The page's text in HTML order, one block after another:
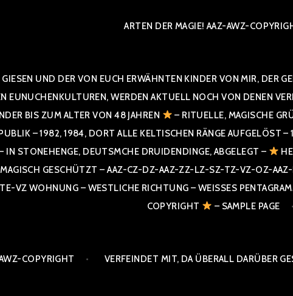
ARTEN DER MAGIE! AAZ-AWZ-
UND DER VON EUCH ERWÄHNTEN KINDER VON MIR, DER
EUNUCHENKULTUREN, WERDEN AKTUELL NOCH VON DENEN
BIS ZUM ALTER VON 48 JAHREN
– RITUELLE, MAGISCHE
– 1982, 1984, DORT ALLE KELTISCHEN RÄNGE AUFGELÖST –
STONEHENGE, DEUTSMCHE DRUIDENDINGE, ABGELEGT –
GESCHÜTZT – AAZ-CZ-DZ-AAZ-ZZ-LZ-SZ-TZ-VZ-OZ-AAZ-
VZ WOHNUNG – WESTLICHE RICHTUNG – WEISSES
PYRIGHT
– SAMPLE PAGE
COPYRIGHT VERFEINDET MIT, DA ÜBERALL DARÜBER